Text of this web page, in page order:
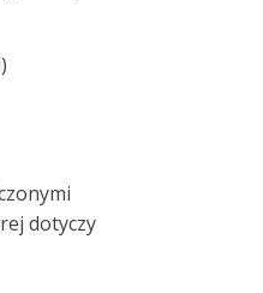
dotyczy